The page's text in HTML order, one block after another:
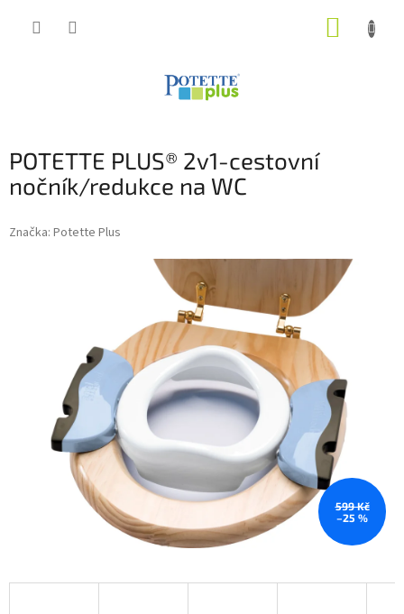
POTETTE PLUS® 2v1-cestovní
nočník/redukce na WC
Značka: Potette Plus
599 Kč
–25 %